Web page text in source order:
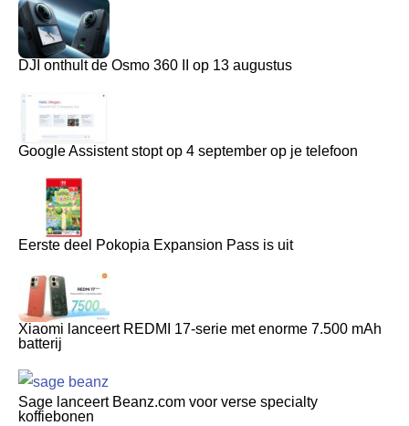
DJI onthult de Osmo 360 II op 13 augustus
Google Assistent stopt op 4 september op je telefoon
Eerste deel Pokopia Expansion Pass is uit
Xiaomi lanceert REDMI 17-serie met enorme 7.500 mAh
batterij
Sage lanceert Beanz.com voor verse specialty
koffiebonen